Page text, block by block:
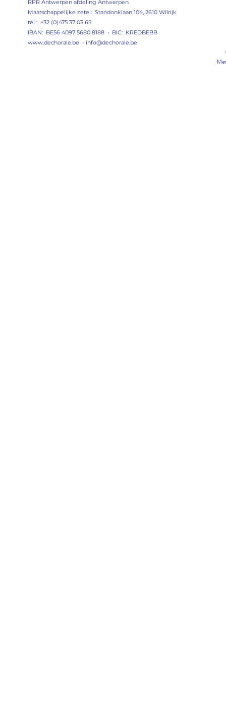
RPR Antwerpen afdeling Antwerpen
Maatschappelijke zetel: Standonklaan 104, 2610 Wilrijk
tel : +32 (0)475 37 03 65
IBAN: BE56 4097 5680 8188 • BIC: KREDBEBB
www.dechorale.be - info@dechorale.be